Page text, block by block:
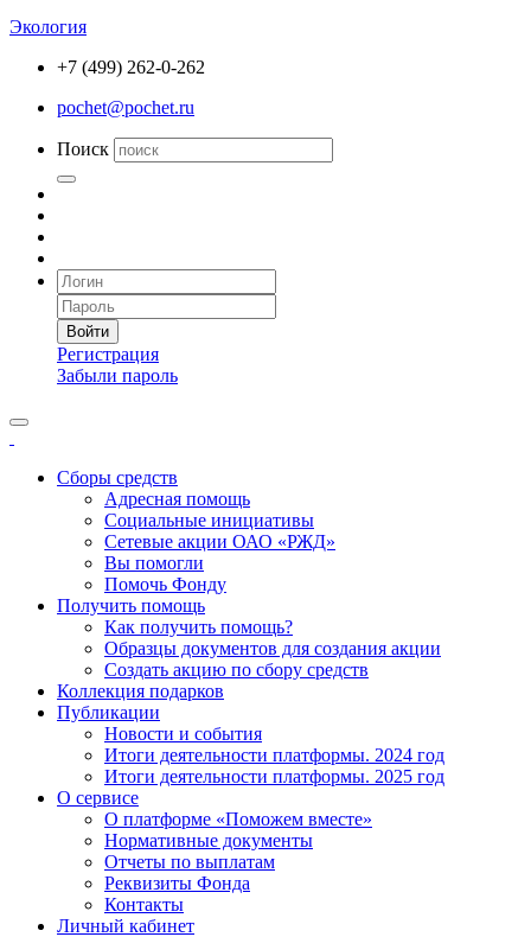
Экология
+7 (499) 262-0-262
pochet@pochet.ru
Поиск
Войти
Регистрация
Забыли пароль
Сборы средств
Адресная помощь
Социальные инициативы
Сетевые акции ОАО «РЖД»
Вы помогли
Помочь Фонду
Получить помощь
Как получить помощь?
Образцы документов для создания акции
Создать акцию по сбору средств
Коллекция подарков
Публикации
Новости и события
Итоги деятельности платформы. 2024 год
Итоги деятельности платформы. 2025 год
О сервисе
О платформе «Поможем вместе»
Нормативные документы
Отчеты по выплатам
Реквизиты Фонда
Контакты
Личный кабинет